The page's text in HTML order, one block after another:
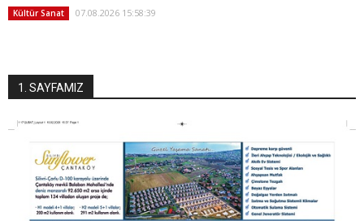
Kültür Sanat 07.08.2026 15:58:39
1. SAYFAMIZ